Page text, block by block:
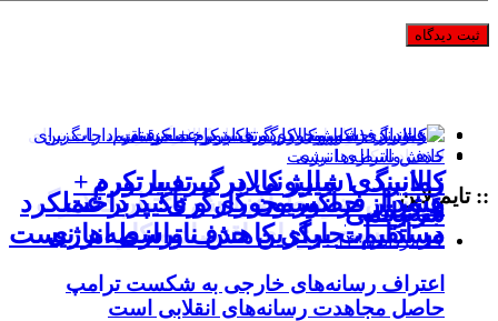
عبور از حضورمحوری و تاکید بر عملکرد
در ادارات برای کاهش ناترازی انرژی
زمانبندی شارژ کالابرگ تغییر کرد +
جزئیات
کالابرگ ۱ میلیونی در نبرد با تورم
سه‌رقمی
هشدار فراکسیون کارگری: پرداخت
مستقیم، جایگزین حذف واسطه‌ها نیست
:: تایم لاین
۱۷ مرداد ۱۴۰۵
اعتراف رسانه‌های خارجی به شکست ترامپ
حاصل مجاهدت رسانه‌های انقلابی است